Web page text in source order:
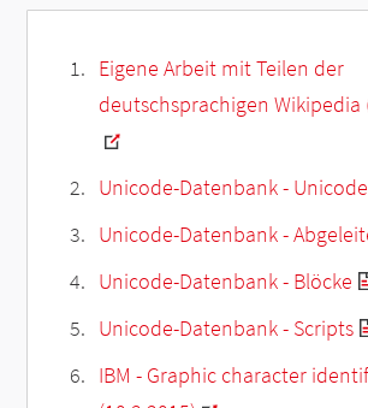
Eigene Arbeit mit Teilen der
deutschsprachigen Wikipedia
Unicode-Datenbank -
Unicode-Datenbank -
Unicode-Datenbank - Blöcke
Unicode-Datenbank - Scripts
IBM - Graphic character